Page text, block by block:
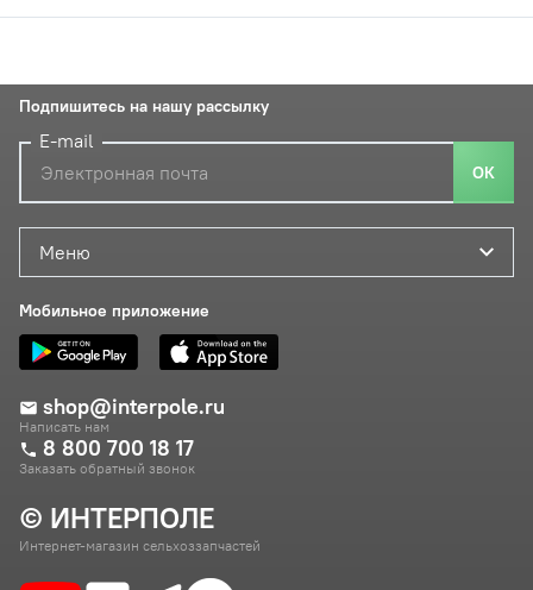
© ИНТЕРПОЛЕ
Интернет-магазин сельхоззапчастей
Меню
Мобильное приложение
shop@interpole.ru
Написать нам
8 800 700 18 17
Заказать обратный звонок
Подпишитесь на нашу рассылку
E-mail
ОК